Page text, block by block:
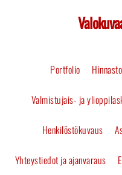
Portfolio Hinnasto
Valmistujais- ja
Henkilöstökuvaus
Yhteystiedot ja ajanvaraus